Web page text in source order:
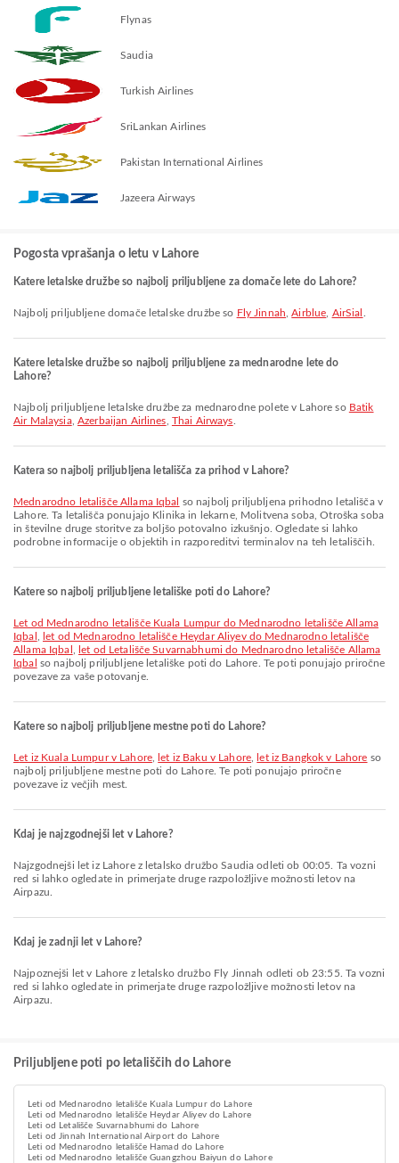
Flynas
Saudia
Turkish Airlines
SriLankan Airlines
Pakistan International Airlines
Jazeera Airways
Pogosta vprašanja o letu v Lahore
Katere letalske družbe so najbolj priljubljene za domače lete do Lahore?
Najbolj priljubljene domače letalske družbe so Fly Jinnah ,Airblue AirSial
Katere letalske družbe so najbolj priljubljene za mednarodne lete do
Lahore?
Najbolj priljubljene letalske družbe za mednarodne polete v Lahore so Batik
Air Malaysia, Azerbaijan Airlines Thai Airways
Katera so najbolj priljubljena letališča za prihod v Lahore?
Mednarodno letališče Allama Iqbal so najbolj priljubljena prihodno letališča v
Lahore. Ta letališča ponujajo Klinika in lekarne, Molitvena soba, Otroška soba
in številne druge storitve za boljšo potovalno izkušnjo. Ogledate si lahko
podrobne informacije o objektih in razporeditvi terminalov na teh letališčih.
Katere so najbolj priljubljene letališke poti do Lahore?
let od Mednarodno letališče Kuala Lumpur do Mednarodno letališče Allama
Iqbal
let od Mednarodno letališče Heydar Aliyev do Mednarodno letališče
Allama Iqbal
let od Letališče Suvarnabhumi do Mednarodno letališče Allama
Iqbal so najbolj priljubljene letališke poti do Lahore. Te poti ponujajo priročne
povezave za vaše potovanje.
Katere so najbolj priljubljene mestne poti do Lahore?
let iz Kuala Lumpur v Lahore, let iz Baku v Lahore let iz Bangkok v Lahore so
najbolj priljubljene mestne poti do Lahore. Te poti ponujajo priročne
povezave iz večjih mest.
Kdaj je najzgodnejši let v Lahore?
Najzgodnejši let iz Lahore z letalsko družbo Saudia odleti ob 00:05. Ta vozni
red si lahko ogledate in primerjate druge razpoložljive možnosti letov na
Airpazu.
Kdaj je zadnji let v Lahore?
Najpoznejši let v Lahore z letalsko družbo Fly Jinnah odleti ob 23:55. Ta vozni
red si lahko ogledate in primerjate druge razpoložljive možnosti letov na
Airpazu.
Priljubljene poti po letališčih do Lahore
Leti od Mednarodno letališče Kuala Lumpur do Lahore
Leti od Mednarodno letališče Heydar Aliyev do Lahore
Leti od Letališče Suvarnabhumi do Lahore
Leti od Jinnah International Airport do Lahore
Leti od Mednarodno letališče Hamad do Lahore
Leti od Mednarodno letališče Guangzhou Baiyun do Lahore